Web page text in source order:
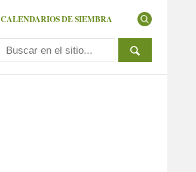
CALENDARIOS DE SIEMBRA